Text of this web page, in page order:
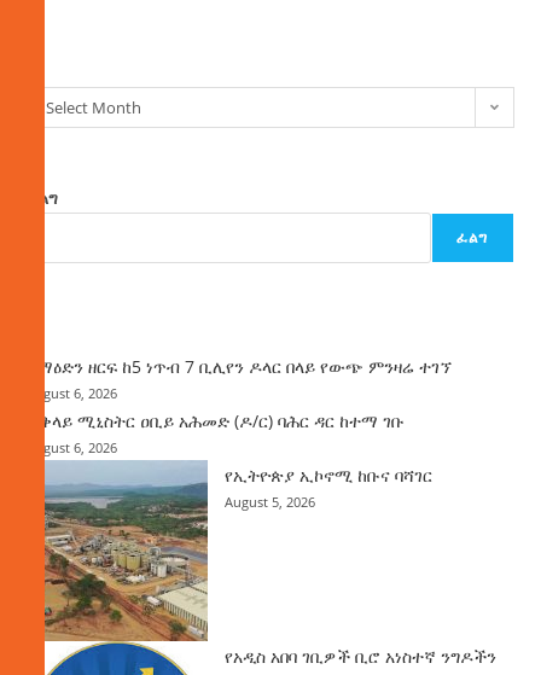
Select Month
ፈልግ
ፈልግ
ከማዕድን ዘርፍ ከ5 ነጥብ 7 ቢሊየን ዶላር በላይ የውጭ ምንዛሬ ተገኘ
August 6, 2026
ጠቅላይ ሚኒስትር ዐቢይ አሕመድ (ዶ/ር) ባሕር ዳር ከተማ ገቡ
August 6, 2026
የኢትዮጵያ ኢኮኖሚ ከቡና ባሻገር
August 5, 2026
የአዲስ አበባ ገቢዎች ቢሮ አነስተኛ ንግዶችን